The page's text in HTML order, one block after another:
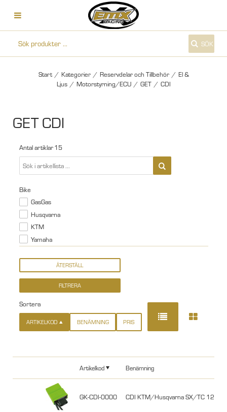
SÖK
Start / Kategorier / Reservdelar och Tillbehör / El &
Ljus / Motorstyrning/ECU / GET / CDI
GET CDI
Antal artiklar 15
Bike
GasGas
Husqvarna
KTM
Yamaha
Sortera
ARTIKELKOD BENÄMNING PRIS
Artikelkod Benämning
GK-CDI-0000 CDI KTM/Husqvarna SX/TC 125